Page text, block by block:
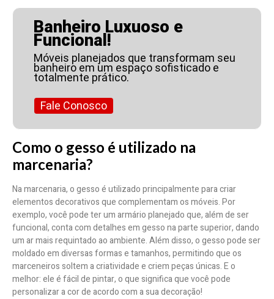
Banheiro Luxuoso e
Funcional!
Móveis planejados que transformam seu
banheiro em um espaço sofisticado e
totalmente prático.
Fale Conosco
Como o gesso é utilizado na
marcenaria?
Na marcenaria, o gesso é utilizado principalmente para criar
elementos decorativos que complementam os móveis. Por
exemplo, você pode ter um armário planejado que, além de ser
funcional, conta com detalhes em gesso na parte superior, dando
um ar mais requintado ao ambiente. Além disso, o gesso pode ser
moldado em diversas formas e tamanhos, permitindo que os
marceneiros soltem a criatividade e criem peças únicas. E o
melhor: ele é fácil de pintar, o que significa que você pode
personalizar a cor de acordo com a sua decoração!